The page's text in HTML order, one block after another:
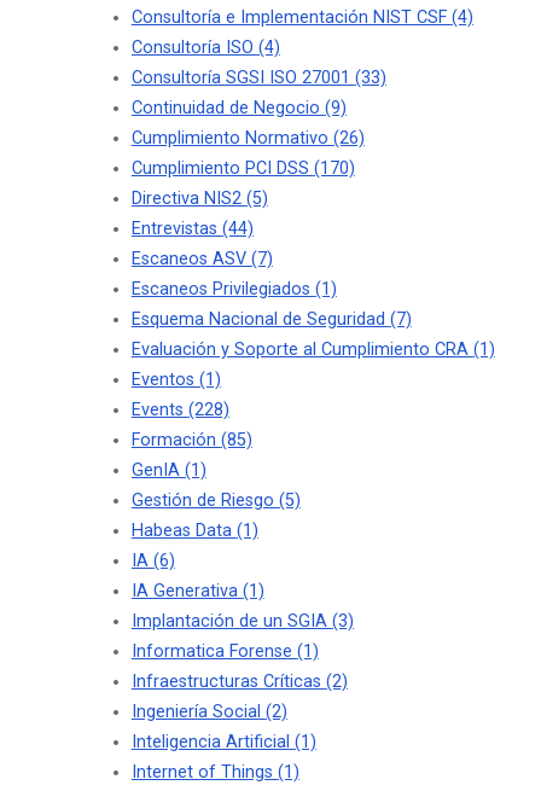
Consultoría e Implementación NIST CSF (4)
Consultoría ISO (4)
Consultoría SGSI ISO 27001 (33)
Continuidad de Negocio (9)
Cumplimiento Normativo (26)
Cumplimiento PCI DSS (170)
Directiva NIS2 (5)
Entrevistas (44)
Escaneos ASV (7)
Escaneos Privilegiados (1)
Esquema Nacional de Seguridad (7)
Evaluación y Soporte al Cumplimiento CRA (1)
Eventos (1)
Events (228)
Formación (85)
GenIA (1)
Gestión de Riesgo (5)
Habeas Data (1)
IA (6)
IA Generativa (1)
Implantación de un SGIA (3)
Informatica Forense (1)
Infraestructuras Críticas (2)
Ingeniería Social (2)
Inteligencia Artificial (1)
Internet of Things (1)